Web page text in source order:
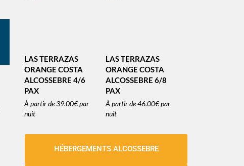
LAS TERRAZAS
ORANGE COSTA
ALCOSSEBRE 4/6
PAX
À partir de39.00€par
nuit
LAS TERRAZAS
ORANGE COSTA
ALCOSSEBRE 6/8
PAX
À partir de46.00€par
nuit
HÉBERGEMENTS ALCOSSEBRE